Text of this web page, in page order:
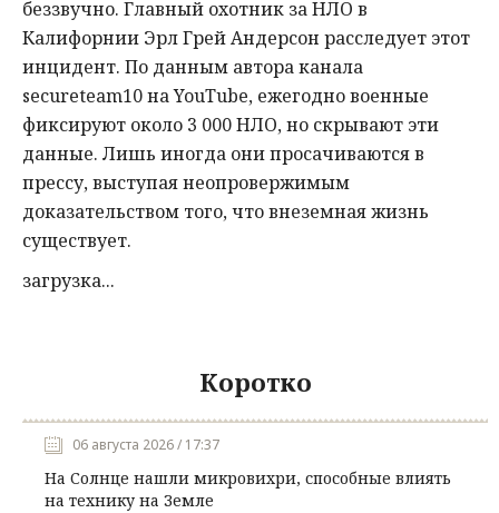
беззвучно. Главный охотник за НЛО в
Калифорнии Эрл Грей Андерсон расследует этот
инцидент. По данным автора канала
secureteam10 на YouTube, ежегодно военные
фиксируют около 3 000 НЛО, но скрывают эти
данные. Лишь иногда они просачиваются в
прессу, выступая неопровержимым
доказательством того, что внеземная жизнь
существует.
загрузка...
Коротко
06 августа 2026 / 17:37
На Солнце нашли микровихри, способные влиять
на технику на Земле